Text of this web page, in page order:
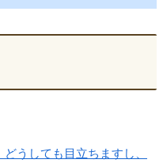
うしても目立ちますし、